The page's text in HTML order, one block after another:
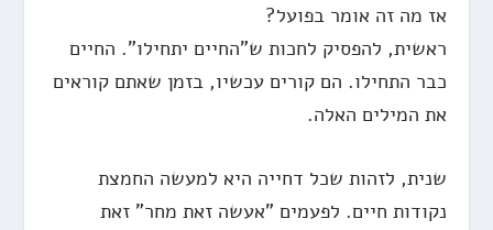
אז מה זה אומר בפועל?
ראשית, להפסיק לחכות ש"החיים יתחילו". החיים
כבר התחילו. הם קורים עכשיו, בזמן שאתם קוראים
את המילים האלה.
שנית, לזהות שכל דחייה היא למעשה החמצת
נקודות חיים. לפעמים "אעשה זאת מחר" זאת